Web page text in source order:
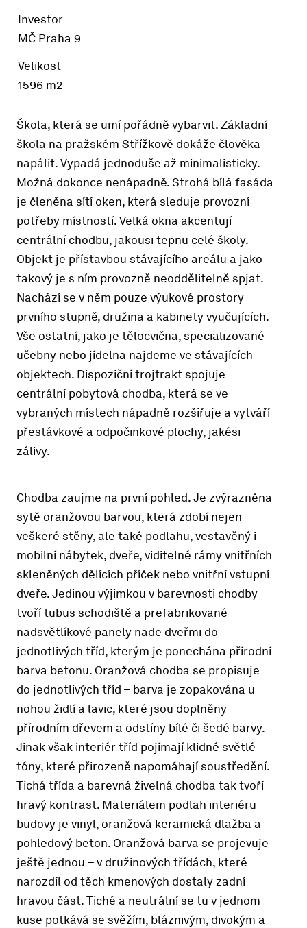
Investor
MČ Praha 9
Velikost
1596 m2
Škola, která se umí pořádně vybarvit. Základní
škola na pražském Střížkově dokáže člověka
napálit. Vypadá jednoduše až minimalisticky.
Možná dokonce nenápadně. Strohá bílá fasáda
je členěna sítí oken, která sleduje provozní
potřeby místností. Velká okna akcentují
centrální chodbu, jakousi tepnu celé školy.
Objekt je přístavbou stávajícího areálu a jako
takový je s ním provozně neoddělitelně spjat.
Nachází se v něm pouze výukové prostory
prvního stupně, družina a kabinety vyučujících.
Vše ostatní, jako je tělocvična, specializované
učebny nebo jídelna najdeme ve stávajících
objektech. Dispoziční trojtrakt spojuje
centrální pobytová chodba, která se ve
vybraných místech nápadně rozšiřuje a vytváří
přestávkové a odpočinkové plochy, jakési
zálivy.
Chodba zaujme na první pohled. Je zvýrazněna
sytě oranžovou barvou, která zdobí nejen
veškeré stěny, ale také podlahu, vestavěný i
mobilní nábytek, dveře, viditelné rámy vnitřních
skleněných dělících příček nebo vnitřní vstupní
dveře. Jedinou výjimkou v barevnosti chodby
tvoří tubus schodiště a prefabrikované
nadsvětlíkové panely nade dveřmi do
jednotlivých tříd, kterým je ponechána přírodní
barva betonu. Oranžová chodba se propisuje
do jednotlivých tříd – barva je zopakována u
nohou židlí a lavic, které jsou doplněny
přírodním dřevem a odstíny bílé či šedé barvy.
Jinak však interiér tříd pojímají klidné světlé
tóny, které přirozeně napomáhají soustředění.
Tichá třída a barevná živelná chodba tak tvoří
hravý kontrast. Materiálem podlah interiéru
budovy je vinyl, oranžová keramická dlažba a
pohledový beton. Oranžová barva se projevuje
ještě jednou – v družinových třídách, které
narozdíl od těch kmenových dostaly zadní
hravou část. Tiché a neutrální se tu v jednom
kuse potkává se svěžím, bláznivým, divokým a